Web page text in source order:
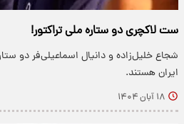
ست لاکچری دو ستاره ملی تراکتور!
شجاع خلیل‌زاده و دانیال اسماعیلی‌فر
ایران هستند.
۱۸ آبان ۱۴۰۴